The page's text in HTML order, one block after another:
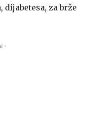
dijabetesa, za brže
-